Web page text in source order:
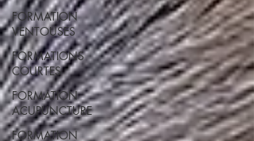
FORMATION
VENTOUSES
FORMATIONS
COURTES
FORMATION
ACUPUNCTURE
FORMATION